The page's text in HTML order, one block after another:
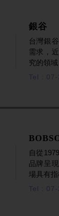
銀谷
台灣銀
需求，
究的領
Tel :
自從
品牌呈
場具有
Tel :